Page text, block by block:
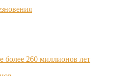
более 260 миллионов лет